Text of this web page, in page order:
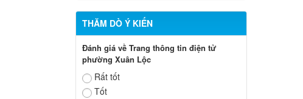
THĂM DÒ Ý KIẾN
Đánh giá về Trang thông tin điện tử
phường Xuân Lộc
Rất tốt
Tốt